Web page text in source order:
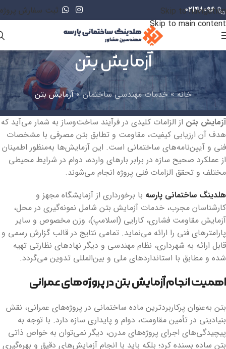
Skip to navigation
Skip to main content
02148096 ثبت سفارش پروژه
آزمایش بتن
خانه»خدمات مهندسی ساختمان»آزمایش بتن
آزمایش بتن از الزامات کلیدی در فرآیند ساخت‌وساز به شمار می‌آید که
هدف آن ارزیابی کیفیت، مقاومت و تطابق بتن مصرفی با مشخصات
فنی و آیین‌نامه‌های ساختمانی است. این آزمایش‌ها به‌منظور اطمینان
از عملکرد صحیح سازه در برابر بارهای وارده، دوام در شرایط محیطی
مختلف و تحقق الزامات فنی پروژه انجام می‌شوند.
هلدینگ ساختمانی پارسه با برخورداری از آزمایشگاه مجهز و
کارشناسان مجرب، خدمات آزمایش بتن شامل نمونه‌گیری در محل،
آزمایش مقاومت فشاری، کارایی (اسلامپ)، وزن مخصوص و سایر
پارامترهای فنی را ارائه می‌نماید. تمامی نتایج در قالب گزارش رسمی و
قابل ارائه به شهرداری، نظام مهندسی و دیگر نهادهای نظارتی تهیه
شده و مطابق با استانداردهای ملی و بین‌المللی تدوین می‌گردد.
اهمیت انجام آزمایش بتن در پروژه‌های عمرانی
بتن به‌عنوان پرکاربردترین ماده ساختمانی در پروژه‌های عمرانی، نقش
بنیادینی در تأمین مقاومت، دوام و پایداری سازه دارد. با توجه به
پیچیدگی‌های اجرای پروژه‌های مدرن، دیگر نمی‌توان به خواص ذاتی
بتن ساده بسنده کرد؛ بلکه باید با انجام آزمایش‌های دقیق و بهره‌گیری